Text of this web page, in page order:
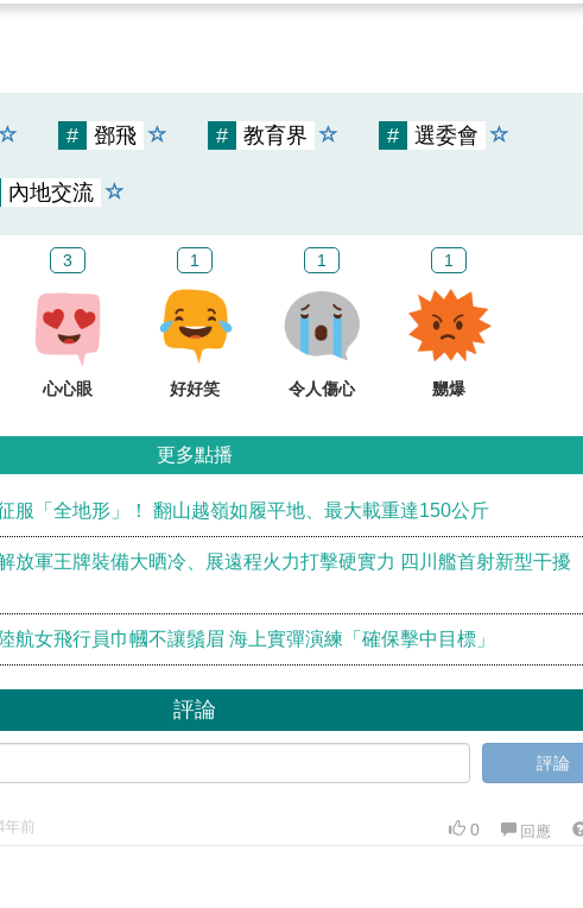
# 鄧飛 # 教育界 # 選委會
內地交流
3
心心眼
1
好好笑
1
令人傷心
1
嬲爆
更多點播
服「全地形」！ 翻山越嶺如履平地、最大載重達150公斤
放軍王牌裝備大晒冷、展遠程火力打擊硬實力 四川艦首射新型干擾
航女飛行員巾幗不讓鬚眉 海上實彈演練「確保擊中目標」
評論
評論
年前 0 回應